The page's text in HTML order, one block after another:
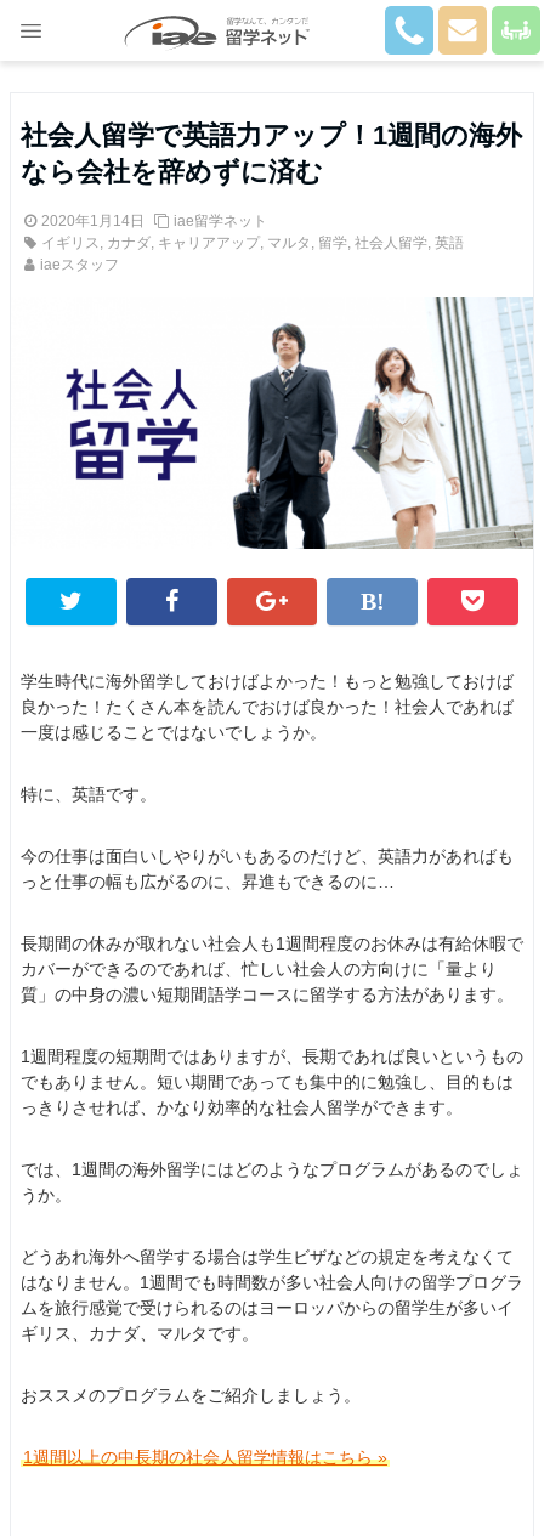
社会人留学で英語力アップ！1週間の海外
なら会社を辞めずに済む
2020年1月14日
iae留学ネット
イギリス, カナダ, キャリアアップ, マルタ , 留学, 社会人留学, 英語
iaeスタッフ
学生時代に海外留学しておけばよかった！もっと勉強しておけば
良かった！たくさん本を読んでおけば良かった！社会人であれば
一度は感じることではないでしょうか。
特に、英語です。
今の仕事は面白いしやりがいもあるのだけど、英語力があればも
っと仕事の幅も広がるのに、昇進もできるのに…
長期間の休みが取れない社会人も1週間程度のお休みは有給休暇で
カバーができるのであれば、忙しい社会人の方向けに「量より
質」の中身の濃い短期間語学コースに留学する方法があります。
1週間程度の短期間ではありますが、長期であれば良いというもの
でもありません。短い期間であっても集中的に勉強し、目的もは
っきりさせれば、かなり効率的な社会人留学ができます。
では、1週間の海外留学にはどのようなプログラムがあるのでしょ
うか。
どうあれ海外へ留学する場合は学生ビザなどの規定を考えなくて
はなりません。1週間でも時間数が多い社会人向けの留学プログラ
ムを旅行感覚で受けられるのはヨーロッパからの留学生が多いイ
ギリス、カナダ、マルタです。
おススメのプログラムをご紹介しましょう。
1週間以上の中長期の社会人留学情報はこちら »